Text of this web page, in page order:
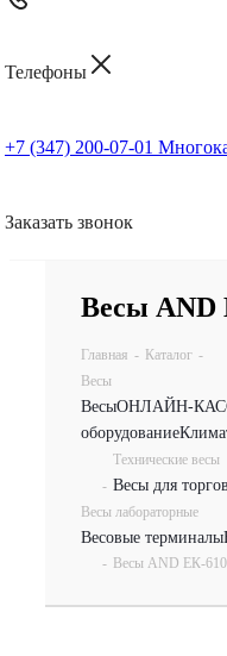
Телефоны
+7 (347) 200-07-01
Заказать звонок
Весы AND
Главная - Каталог -
Весы
ВесыОНЛАЙН-
оборудование
-
Технические весы
Весы для
Весы лабораторные
Весовые терминалы
- Весы AND ЕК-